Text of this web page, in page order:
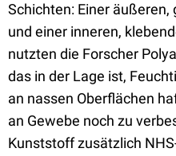
Schichten: Einer
und einer inneren,
nutzten die Forscher
das in der Lage ist,
an nassen Oberflächen
an Gewebe noch zu
Kunststoff zusätzlich